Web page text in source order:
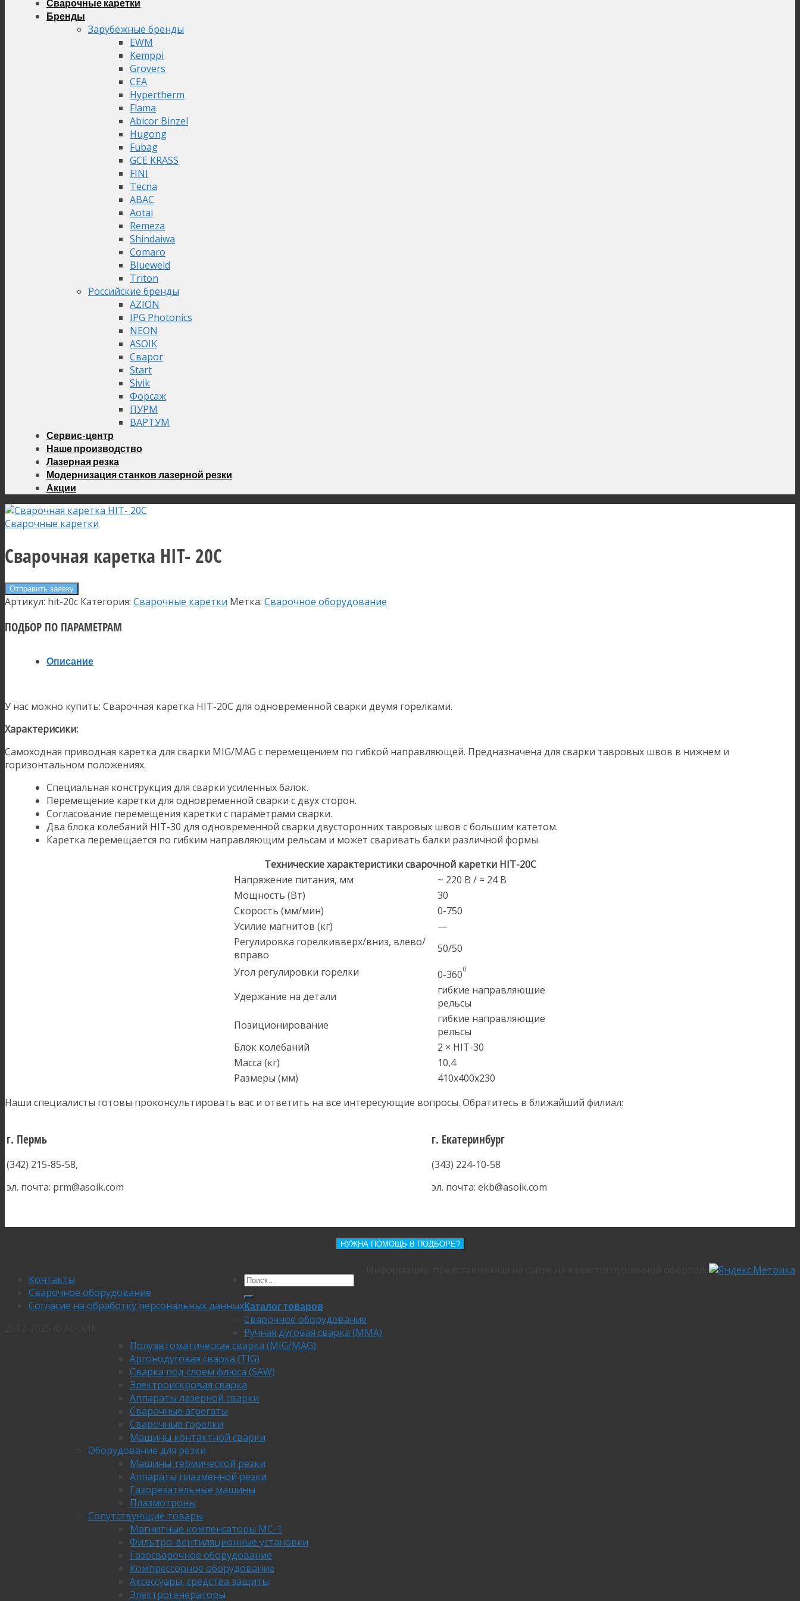
Сварочные каретки
Бренды
Зарубежные бренды
EWM
Kemppi
Grovers
CEA
Hypertherm
Flama
Abicor Binzel
Hugong
Fubag
GCE KRASS
FINI
Tecna
ABAC
Aotai
Remeza
Shindaiwa
Comaro
Blueweld
Triton
Российские бренды
AZION
IPG Photonics
NEON
ASOIK
Сварог
Start
Sivik
Форсаж
ПУРМ
ВАРТУМ
Сервис-центр
Наше производство
Лазерная резка
Модернизация станков лазерной резки
Акции
Сварочные каретки
Сварочная каретка HIT- 20С
Отправить заявку
Артикул: hit-20c Категория: Сварочные каретки Метка: Сварочное оборудование
ПОДБОР ПО ПАРАМЕТРАМ
Описание
У нас можно купить: Сварочная каретка HIT-20С для одновременной сварки двумя горелками.
Характерисики:
Самоходная приводная каретка для сварки MIG/MAG с перемещением по гибкой направляющей. Предназначена для сварки тавровых швов в нижнем и
горизонтальном положениях.
Специальная конструкция для сварки усиленных балок.
Перемещение каретки для одновременной сварки с двух сторон.
Согласование перемещения каретки с параметрами сварки.
Два блока колебаний HIT-30 для одновременной сварки двусторонних тавровых швов с большим катетом.
Каретка перемещается по гибким направляющим рельсам и может сваривать балки различной формы.
Технические характеристики сварочной каретки HIT-20С
Напряжение питания, мм
~ 220 В / = 24 В
Мощность (Вт)
30
Скорость (мм/мин)
0-750
Усилие магнитов (кг)
—
Регулировка горелкивверх/вниз, влево/
вправо
50/50
Угол регулировки горелки
0-3600
Удержание на детали
гибкие направляющие
рельсы
Позиционирование
гибкие направляющие
рельсы
Блок колебаний
2 × HIT-30
Масса (кг)
10,4
Размеры (мм)
410х400х230
Наши специалисты готовы проконсультировать вас и ответить на все интересующие вопросы. Обратитесь в ближайший филиал:
г. Пермь
(342) 215-85-58,
эл. почта: prm@asoik.com
г. Екатеринбург
(343) 224-10-58
эл. почта: ekb@asoik.com
НУЖНА ПОМОЩЬ В ПОДБОРЕ?
Контакты
Сварочное оборудование
Согласие на обработку персональных данныхКаталог товаров
Сварочное оборудование
Ручная дуговая сварка (MMA)
Полуавтоматическая сварка (MIG/MAG)
Аргонодуговая сварка (TIG)
Сварка под слоем флюса (SAW)
Электроискровая сварка
Аппараты лазерной сварки
Сварочные агрегаты
Сварочные горелки
Машины контактной сварки
Оборудование для резки
Машины термической резки
Аппараты плазменной резки
Газорезательные машины
Плазмотроны
Сопутствующие товары
Магнитные компенсаторы МС-1
Фильтро-вентиляционные установки
Газосварочное оборудование
Компрессорное оборудование
Аксессуары, средства защиты
Электрогенераторы